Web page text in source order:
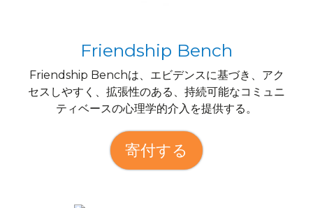
Friendship Bench
Friendship Benchは、エビデンスに基づき、アク
セスしやすく、拡張性のある、持続可能なコミュニ
ティベースの心理学的介入を提供する。
寄付する